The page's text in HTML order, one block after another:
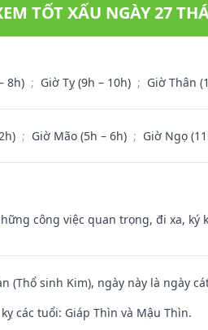
TỐT XẤU NGÀY 27
8h) ; Giờ Tỵ (9h – 10h) ; Giờ Thân
; Giờ Mão (5h – 6h) ; Giờ Ngọ
công việc quan trọng, đi xa,
(Thổ sinh Kim), ngày này là ngày
các tuổi: Giáp Thìn và Mậu Thìn.